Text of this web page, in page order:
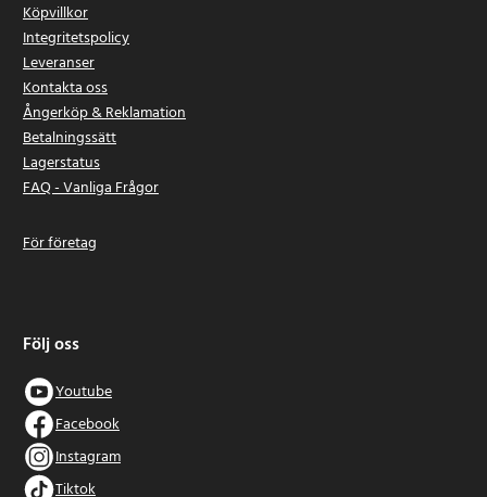
Köpvillkor
Integritetspolicy
Leveranser
Kontakta oss
Ångerköp & Reklamation
Betalningssätt
Lagerstatus
FAQ - Vanliga Frågor
För företag
Följ oss
Youtube
Facebook
Instagram
Tiktok